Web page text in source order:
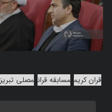
قران کریم مسابقه قران مصلی تبریز